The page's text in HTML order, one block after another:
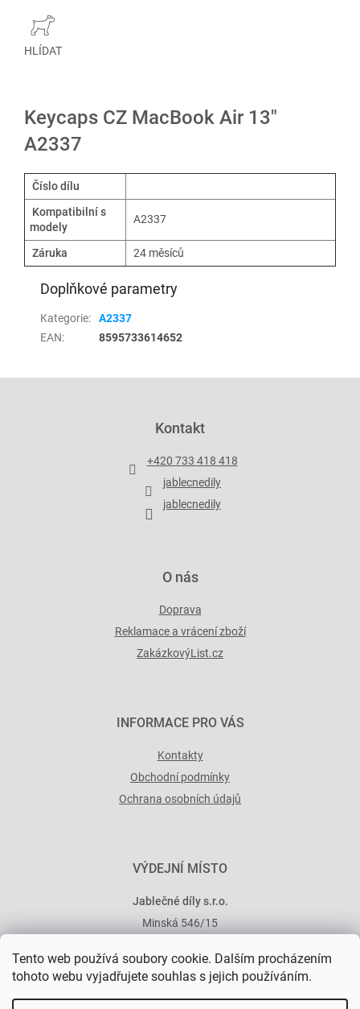
Tento web používá soubory cookie. Dalším procházením
tohoto webu vyjadřujete souhlas s jejich používáním.
HLÍDAT
Keycaps CZ MacBook Air 13"
A2337
Číslo dílu
Kompatibilní s
modely
A2337
Záruka 24 měsíců
Doplňkové parametry
Kategorie:
A2337
EAN: 8595733614652
Kontakt
+420 733 418 418
jablecnedily
jablecnedily
O nás
Doprava
Reklamace a vrácení zboží
ZakázkovýList.cz
INFORMACE PRO VÁS
Kontakty
Obchodní podmínky
Ochrana osobních údajů
VÝDEJNÍ MÍSTO
Jablečné díly s.r.o.
Minská 546/15